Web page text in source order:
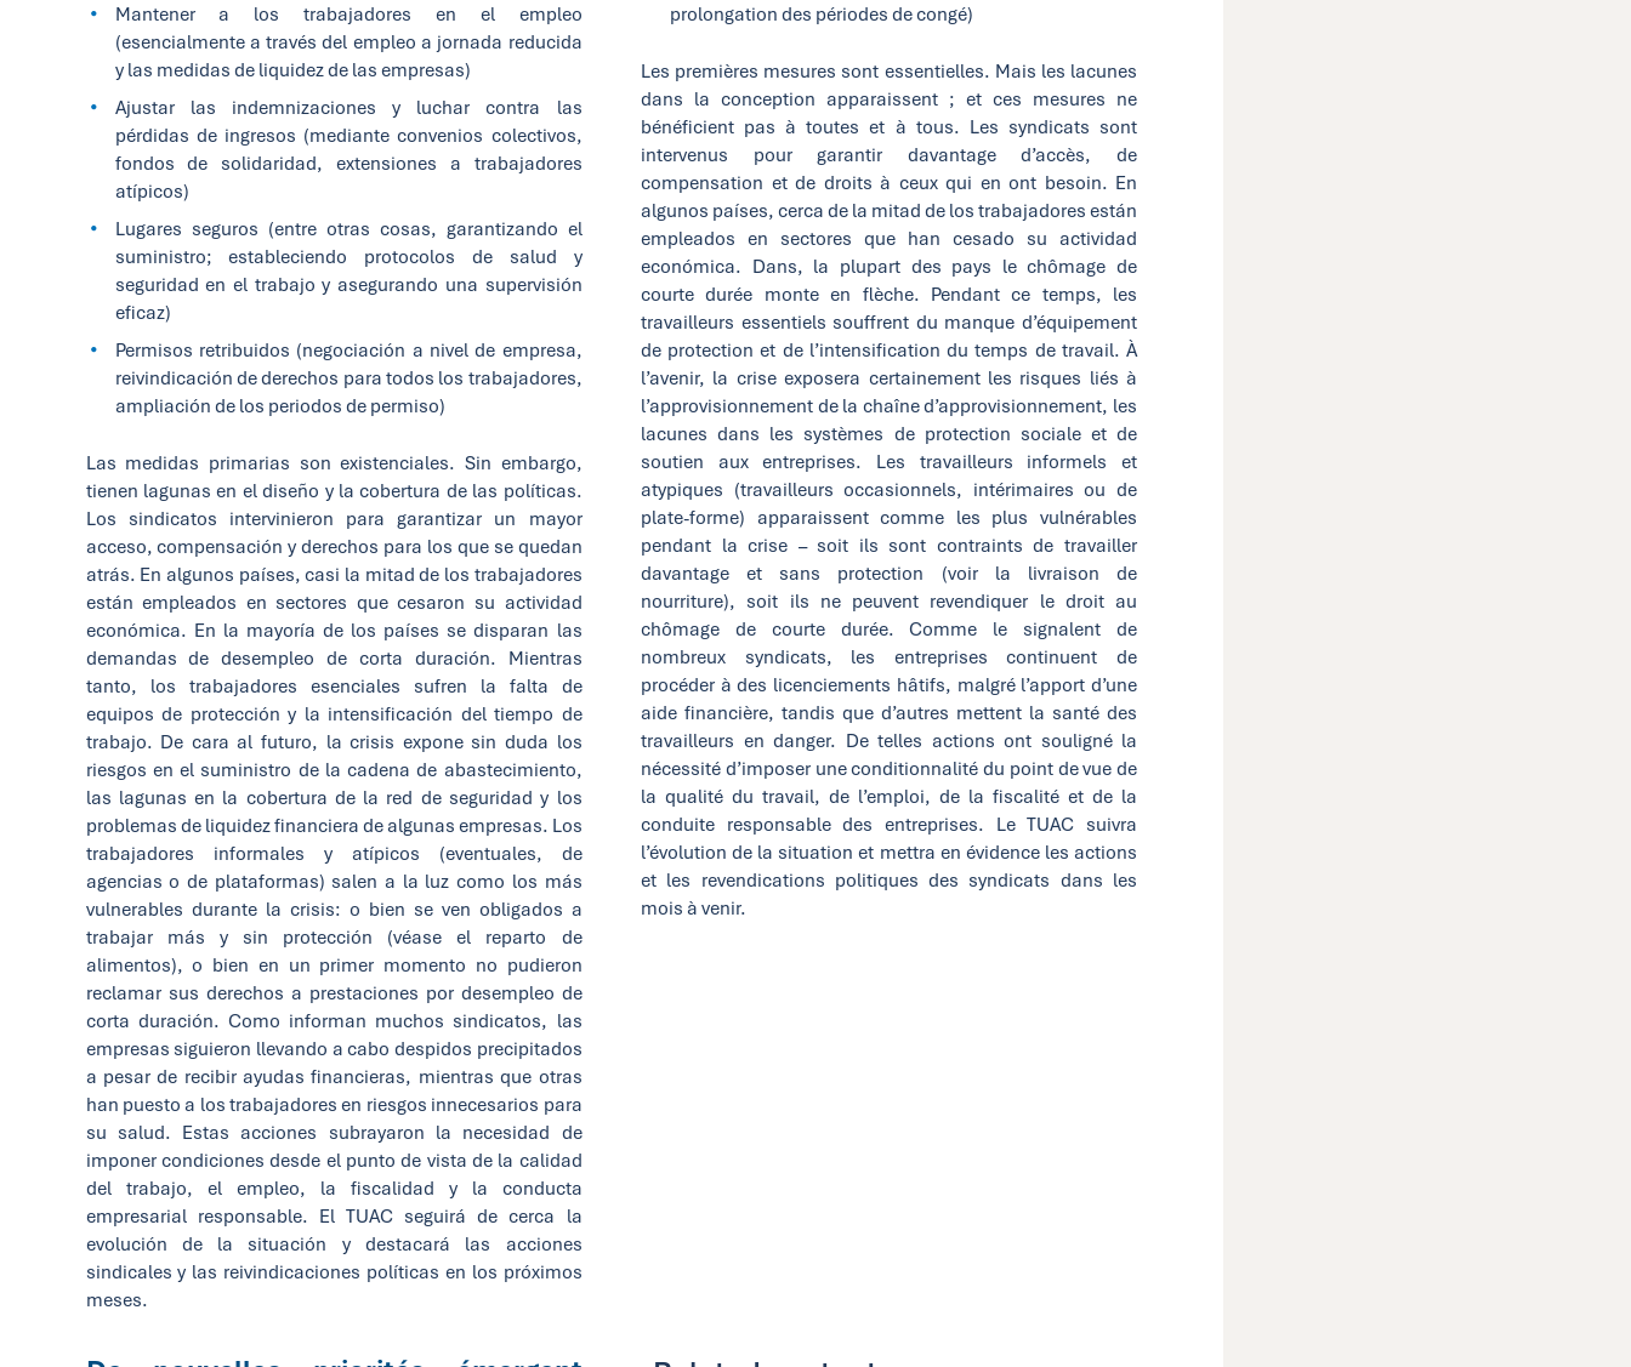
Mantener a los trabajadores en el empleo
(esencialmente a través del empleo a jornada reducida
y las medidas de liquidez de las empresas)
Ajustar las indemnizaciones y luchar contra las
pérdidas de ingresos (mediante convenios colectivos,
fondos de solidaridad, extensiones a trabajadores
atípicos)
Lugares seguros (entre otras cosas, garantizando el
suministro; estableciendo protocolos de salud y
seguridad en el trabajo y asegurando una supervisión
eficaz)
Permisos retribuidos (negociación a nivel de empresa,
reivindicación de derechos para todos los trabajadores,
ampliación de los periodos de permiso)
Las medidas primarias son existenciales. Sin embargo,
tienen lagunas en el diseño y la cobertura de las políticas.
Los sindicatos intervinieron para garantizar un mayor
acceso, compensación y derechos para los que se quedan
atrás. En algunos países, casi la mitad de los trabajadores
están empleados en sectores que cesaron su actividad
económica. En la mayoría de los países se disparan las
demandas de desempleo de corta duración. Mientras
tanto, los trabajadores esenciales sufren la falta de
equipos de protección y la intensificación del tiempo de
trabajo. De cara al futuro, la crisis expone sin duda los
riesgos en el suministro de la cadena de abastecimiento,
las lagunas en la cobertura de la red de seguridad y los
problemas de liquidez financiera de algunas empresas. Los
trabajadores informales y atípicos (eventuales, de
agencias o de plataformas) salen a la luz como los más
vulnerables durante la crisis: o bien se ven obligados a
trabajar más y sin protección (véase el reparto de
alimentos), o bien en un primer momento no pudieron
reclamar sus derechos a prestaciones por desempleo de
corta duración. Como informan muchos sindicatos, las
empresas siguieron llevando a cabo despidos precipitados
a pesar de recibir ayudas financieras, mientras que otras
han puesto a los trabajadores en riesgos innecesarios para
su salud. Estas acciones subrayaron la necesidad de
imponer condiciones desde el punto de vista de la calidad
del trabajo, el empleo, la fiscalidad y la conducta
empresarial responsable. El TUAC seguirá de cerca la
evolución de la situación y destacará las acciones
sindicales y las reivindicaciones políticas en los próximos
meses.
prolongation des périodes de congé)
Les premières mesures sont essentielles. Mais les lacunes
dans la conception apparaissent ; et ces mesures ne
bénéficient pas à toutes et à tous. Les syndicats sont
intervenus pour garantir davantage d’accès, de
compensation et de droits à ceux qui en ont besoin. En
algunos países, cerca de la mitad de los trabajadores están
empleados en sectores que han cesado su actividad
económica. Dans, la plupart des pays le chômage de
courte durée monte en flèche. Pendant ce temps, les
travailleurs essentiels souffrent du manque d’équipement
de protection et de l’intensification du temps de travail. À
l’avenir, la crise exposera certainement les risques liés à
l’approvisionnement de la chaîne d’approvisionnement, les
lacunes dans les systèmes de protection sociale et de
soutien aux entreprises. Les travailleurs informels et
atypiques (travailleurs occasionnels, intérimaires ou de
plate-forme) apparaissent comme les plus vulnérables
pendant la crise – soit ils sont contraints de travailler
davantage et sans protection (voir la livraison de
nourriture), soit ils ne peuvent revendiquer le droit au
chômage de courte durée. Comme le signalent de
nombreux syndicats, les entreprises continuent de
procéder à des licenciements hâtifs, malgré l’apport d’une
aide financière, tandis que d’autres mettent la santé des
travailleurs en danger. De telles actions ont souligné la
nécessité d’imposer une conditionnalité du point de vue de
la qualité du travail, de l’emploi, de la fiscalité et de la
conduite responsable des entreprises. Le TUAC suivra
l’évolution de la situation et mettra en évidence les actions
et les revendications politiques des syndicats dans les
mois à venir.